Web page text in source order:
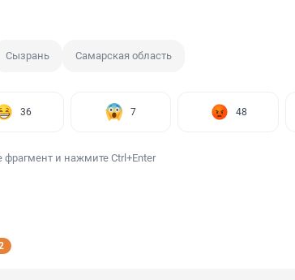
Сызрань Самарская область
36 7 48
и нажмите Ctrl+Enter